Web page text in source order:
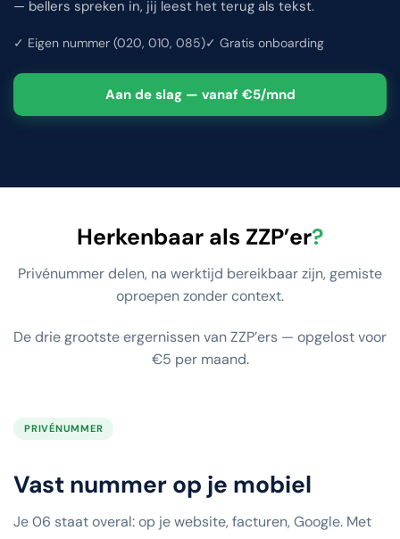
— bellers spreken in, jij leest het terug als tekst.
✓ Eigen nummer (020, 010, 085)✓ Gratis onboarding
Aan de slag — vanaf €5/mnd
Herkenbaar als ZZP’er?
Privénummer delen, na werktijd bereikbaar zijn, gemiste
oproepen zonder context.
De drie grootste ergernissen van ZZP’ers — opgelost voor
€5 per maand.
PRIVÉNUMMER
Vast nummer op je mobiel
Je 06 staat overal: op je website, facturen, Google. Met